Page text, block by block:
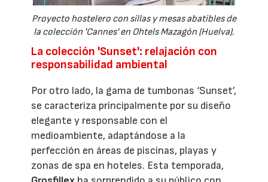
Proyecto hostelero con sillas y mesas abatibles de
la colección 'Cannes' en Ohtels Mazagón (Huelva).
La colección 'Sunset': relajación con
responsabilidad ambiental
Por otro lado, la gama de tumbonas ‘Sunset’,
se caracteriza principalmente por su diseño
elegante y responsable con el
medioambiente, adaptándose a la
perfección en áreas de piscinas, playas y
zonas de spa en hoteles. Esta temporada,